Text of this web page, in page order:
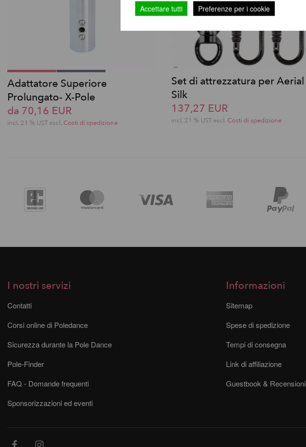
Adattatore Superiore
Prolungato- X-Pole
da 70,16 EUR
incl. 21 % UST escl. Costi di spedizione
Set di attrezzatura per Aerial
Silk
137,27 EUR
incl. 21 % UST escl. Costi di spedizione
I nostri servizi
Contatti
Corsi online di Poledance
Sicurezza durante la Pole Dance
Pole-Finder
FAQ - Domande frequenti
Sponsorizzazioni ed eventi
Informazioni
Sitemap
Spese di spedizione
Tempi di consegna
Link di affiliazione
Guestbook & Recensioni
Accettare tutti Preferenze per i cookie